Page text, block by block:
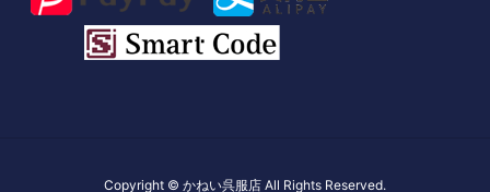
Copyright © かねい呉服店 All Rights Reserved.